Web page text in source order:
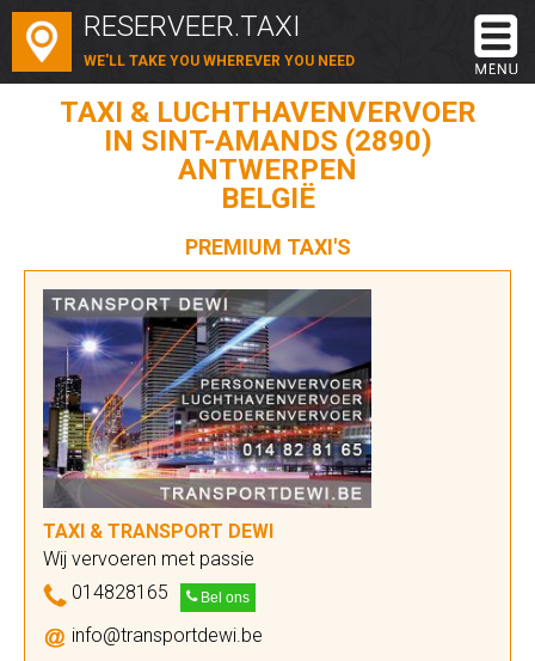
RESERVEER.TAXI
WE'LL TAKE YOU WHEREVER YOU NEED
TAXI & LUCHTHAVENVERVOER
IN SINT-AMANDS (2890)
ANTWERPEN
BELGIË
PREMIUM TAXI'S
TAXI & TRANSPORT DEWI
Wij vervoeren met passie
014828165
Bel ons
info@transportdewi.be